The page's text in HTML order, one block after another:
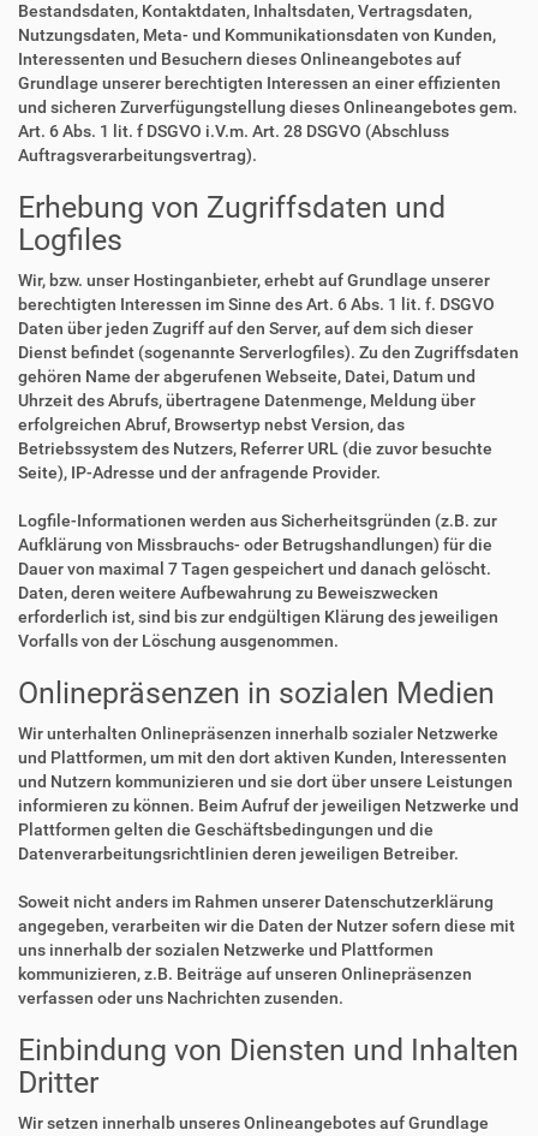
Bestandsdaten, Kontaktdaten, Inhaltsdaten, Vertragsdaten,
Nutzungsdaten, Meta- und Kommunikationsdaten von Kunden,
Interessenten und Besuchern dieses Onlineangebotes auf
Grundlage unserer berechtigten Interessen an einer effizienten
und sicheren Zurverfügungstellung dieses Onlineangebotes gem.
Art. 6 Abs. 1 lit. f DSGVO i.V.m. Art. 28 DSGVO (Abschluss
Auftragsverarbeitungsvertrag).
Erhebung von Zugriffsdaten und
Logfiles
Wir, bzw. unser Hostinganbieter, erhebt auf Grundlage unserer
berechtigten Interessen im Sinne des Art. 6 Abs. 1 lit. f. DSGVO
Daten über jeden Zugriff auf den Server, auf dem sich dieser
Dienst befindet (sogenannte Serverlogfiles). Zu den Zugriffsdaten
gehören Name der abgerufenen Webseite, Datei, Datum und
Uhrzeit des Abrufs, übertragene Datenmenge, Meldung über
erfolgreichen Abruf, Browsertyp nebst Version, das
Betriebssystem des Nutzers, Referrer URL (die zuvor besuchte
Seite), IP-Adresse und der anfragende Provider.
Logfile-Informationen werden aus Sicherheitsgründen (z.B. zur
Aufklärung von Missbrauchs- oder Betrugshandlungen) für die
Dauer von maximal 7 Tagen gespeichert und danach gelöscht.
Daten, deren weitere Aufbewahrung zu Beweiszwecken
erforderlich ist, sind bis zur endgültigen Klärung des jeweiligen
Vorfalls von der Löschung ausgenommen.
Onlinepräsenzen in sozialen Medien
Wir unterhalten Onlinepräsenzen innerhalb sozialer Netzwerke
und Plattformen, um mit den dort aktiven Kunden, Interessenten
und Nutzern kommunizieren und sie dort über unsere Leistungen
informieren zu können. Beim Aufruf der jeweiligen Netzwerke und
Plattformen gelten die Geschäftsbedingungen und die
Datenverarbeitungsrichtlinien deren jeweiligen Betreiber.
Soweit nicht anders im Rahmen unserer Datenschutzerklärung
angegeben, verarbeiten wir die Daten der Nutzer sofern diese mit
uns innerhalb der sozialen Netzwerke und Plattformen
kommunizieren, z.B. Beiträge auf unseren Onlinepräsenzen
verfassen oder uns Nachrichten zusenden.
Einbindung von Diensten und Inhalten
Dritter
Wir setzen innerhalb unseres Onlineangebotes auf Grundlage